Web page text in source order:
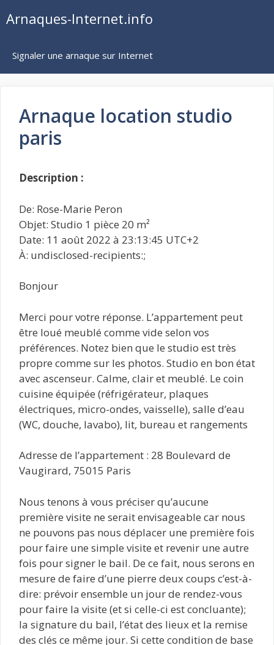
auArnaques-Internet.info
Signaler une arnaque sur Internet
Arnaque location studio
paris
Description :
De: Rose-Marie Peron
Objet: Studio 1 pièce 20 m²
Date: 11 août 2022 à 23:13:45 UTC+2
À: undisclosed-recipients:;
Bonjour
Merci pour votre réponse. L’appartement peut
être loué meublé comme vide selon vos
préférences. Notez bien que le studio est très
propre comme sur les photos. Studio en bon état
avec ascenseur. Calme, clair et meublé. Le coin
cuisine équipée (réfrigérateur, plaques
électriques, micro-ondes, vaisselle), salle d’eau
(WC, douche, lavabo), lit, bureau et rangements
Adresse de l’appartement : 28 Boulevard de
Vaugirard, 75015 Paris
Nous tenons à vous préciser qu’aucune
première visite ne serait envisageable car nous
ne pouvons pas nous déplacer une première fois
pour faire une simple visite et revenir une autre
fois pour signer le bail. De ce fait, nous serons en
mesure de faire d’une pierre deux coups c’est-à-
dire: prévoir ensemble un jour de rendez-vous
pour faire la visite (et si celle-ci est concluante);
la signature du bail, l’état des lieux et la remise
des clés ce même jour. Si cette condition de base